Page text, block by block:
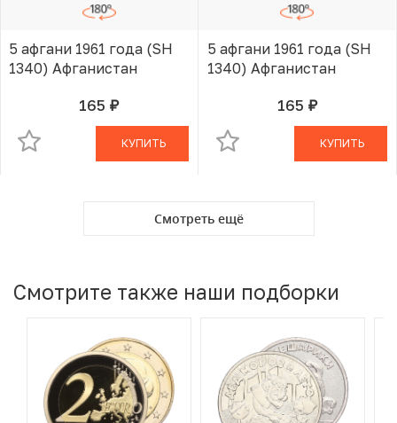
5 афгани 1961 года (SH
1340) Афганистан
165 руб.В КОРЗИНЕ
КУПИТЬ
5 афгани 1961 года (SH
1340) Афганистан
165 руб.В КОРЗИНЕ
КУПИТЬ
Смотреть ещё
Смотрите также наши подборки